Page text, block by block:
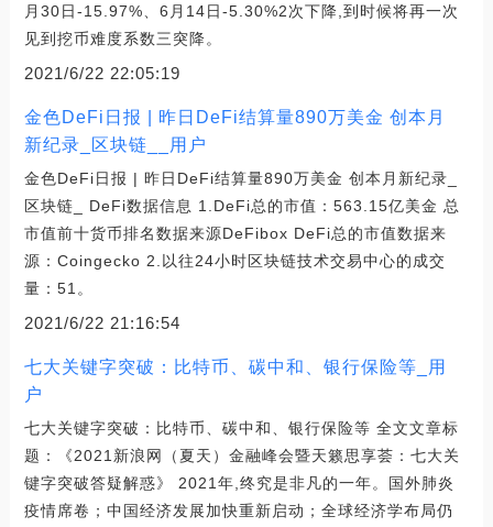
月30日-15.97%、6月14日-5.30%2次下降,到时候将再一次
见到挖币难度系数三突降。
2021/6/22 22:05:19
金色DeFi日报 | 昨日DeFi结算量890万美金 创本月
新纪录_区块链__用户
金色DeFi日报 | 昨日DeFi结算量890万美金 创本月新纪录_
区块链_ DeFi数据信息 1.DeFi总的市值：563.15亿美金 总
市值前十货币排名数据来源DeFibox DeFi总的市值数据来
源：Coingecko 2.以往24小时区块链技术交易中心的成交
量：51。
2021/6/22 21:16:54
七大关键字突破：比特币、碳中和、银行保险等_用
户
七大关键字突破：比特币、碳中和、银行保险等 全文文章标
题：《2021新浪网（夏天）金融峰会暨天籁思享荟：七大关
键字突破答疑解惑》 2021年,终究是非凡的一年。国外肺炎
疫情席卷；中国经济发展加快重新启动；全球经济学布局仍